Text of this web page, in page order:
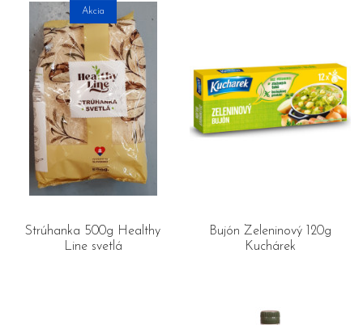
Akcia
Strúhanka 500g Healthy
Line svetlá
Bujón Zeleninový 120g
Kuchárek